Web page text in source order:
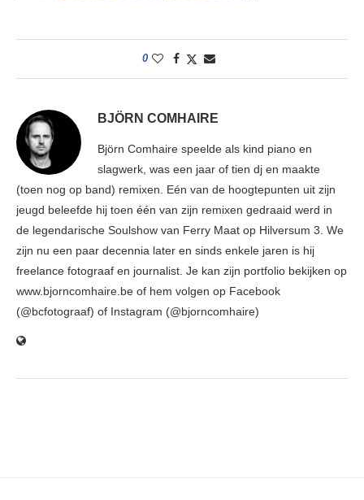
0
BJÖRN COMHAIRE
Björn Comhaire speelde als kind piano en
slagwerk, was een jaar of tien dj en maakte
(toen nog op band) remixen. Eén van de hoogtepunten uit zijn
jeugd beleefde hij toen één van zijn remixen gedraaid werd in
de legendarische Soulshow van Ferry Maat op Hilversum 3. We
zijn nu een paar decennia later en sinds enkele jaren is hij
freelance fotograaf en journalist. Je kan zijn portfolio bekijken op
www.bjorncomhaire.be of hem volgen op Facebook
(@bcfotograaf) of Instagram (@bjorncomhaire)